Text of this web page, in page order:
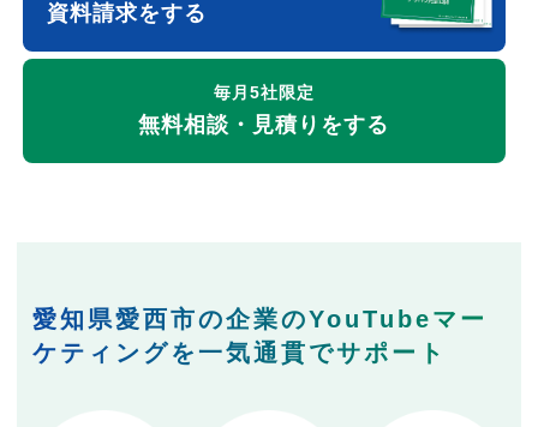
資料請求をする
毎月5社限定
無料相談・見積りをする
愛知県愛西市の企業のYouTubeマー
ケティングを一気通貫でサポート